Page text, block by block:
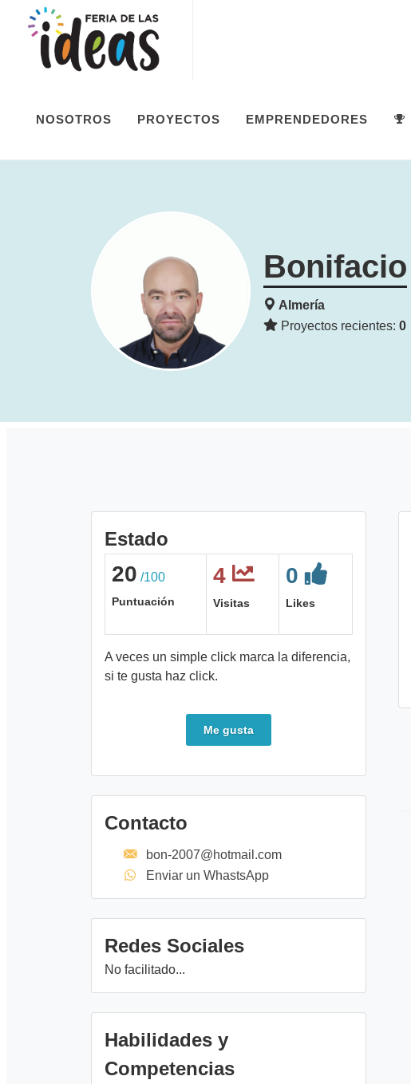
NOSOTROS PROYECTOS EMPRENDEDORES
Bonifacio
Almería
Proyectos recientes: 0
Estado
20 /100
Puntuación
4
Visitas
0
Likes
A veces un simple click marca la diferencia,
si te gusta haz click.
Me gusta
Contacto
bon-2007@hotmail.com
Enviar un WhastsApp
Redes Sociales
No facilitado...
Habilidades y
Competencias